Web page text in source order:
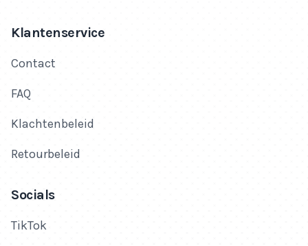
Klantenservice
Contact
FAQ
Klachtenbeleid
Retourbeleid
Socials
TikTok